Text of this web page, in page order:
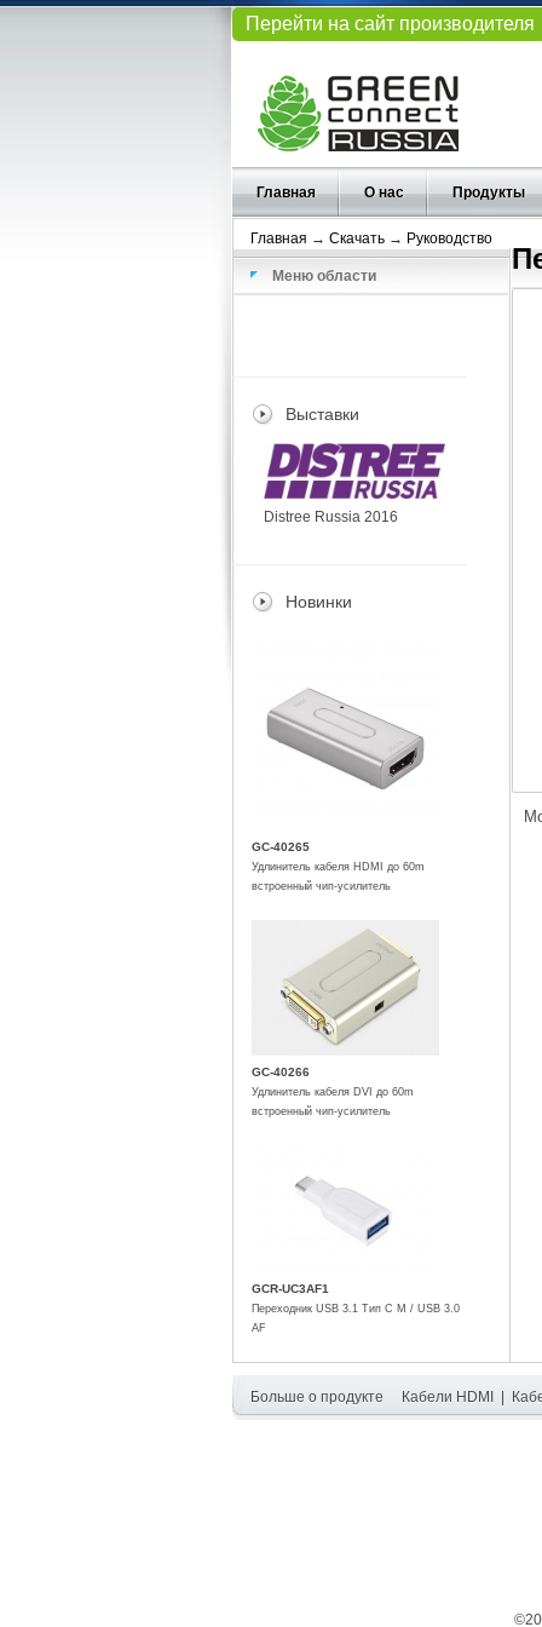
Перейти на сайт производителя
Главная О нас Продукты
Главная → Скачать → Руководство
Меню области
Выставки
Distree Russia 2016
Новинки
GC-40265
Удлинитель кабеля HDMI до 60m
встроенный чип-усилитель
GC-40266
Удлинитель кабеля DVI до 60m
встроенный чип-усилитель
GCR-UC3AF1
Переходник USB 3.1 Тип C M / USB 3.0
AF
Больше о продукте Кабели HDMI|